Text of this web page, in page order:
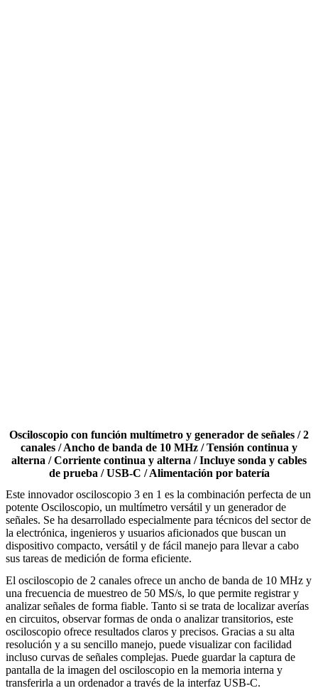
Osciloscopio con función multímetro y generador de señales / 2
canales / Ancho de banda de 10 MHz / Tensión continua y
alterna / Corriente continua y alterna / Incluye sonda y cables
de prueba / USB-C / Alimentación por batería
Este innovador osciloscopio 3 en 1 es la combinación perfecta de un
potente Osciloscopio, un multímetro versátil y un generador de
señales. Se ha desarrollado especialmente para técnicos del sector de
la electrónica, ingenieros y usuarios aficionados que buscan un
dispositivo compacto, versátil y de fácil manejo para llevar a cabo
sus tareas de medición de forma eficiente.
El osciloscopio de 2 canales ofrece un ancho de banda de 10 MHz y
una frecuencia de muestreo de 50 MS/s, lo que permite registrar y
analizar señales de forma fiable. Tanto si se trata de localizar averías
en circuitos, observar formas de onda o analizar transitorios, este
osciloscopio ofrece resultados claros y precisos. Gracias a su alta
resolución y a su sencillo manejo, puede visualizar con facilidad
incluso curvas de señales complejas. Puede guardar la captura de
pantalla de la imagen del osciloscopio en la memoria interna y
transferirla a un ordenador a través de la interfaz USB-C.